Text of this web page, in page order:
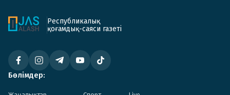
Республикалық
қоғамдық-саяси газеті
Бөлімдер: